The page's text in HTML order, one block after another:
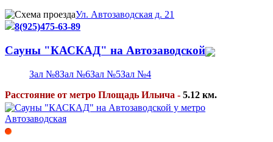
Ул. Автозаводская д. 21
8(925)475-63-89
Сауны "КАСКАД" на Автозаводской
Зал №8Зал №6Зал №5Зал №4
Расстояние от метро Площадь Ильича - 5.12 км.